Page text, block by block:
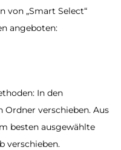
von „Smart Select“
angeboten:
In den
Ordner verschieben. Aus
besten ausgewählte
verschieben.